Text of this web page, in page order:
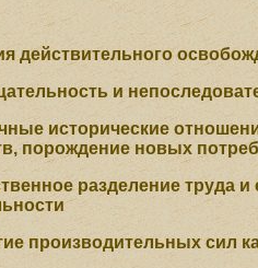
действительного
и
исторические
порождение новых
разделение труда и
производительных сил